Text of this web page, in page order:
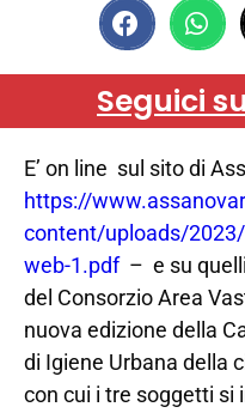
Seguici
E’ on line sul sito di
https://
content/uploads/
web-1.pdf– e su quelli
del Consorzio Area
nuova edizione della
di Igiene Urbana della
con cui i tre soggetti si